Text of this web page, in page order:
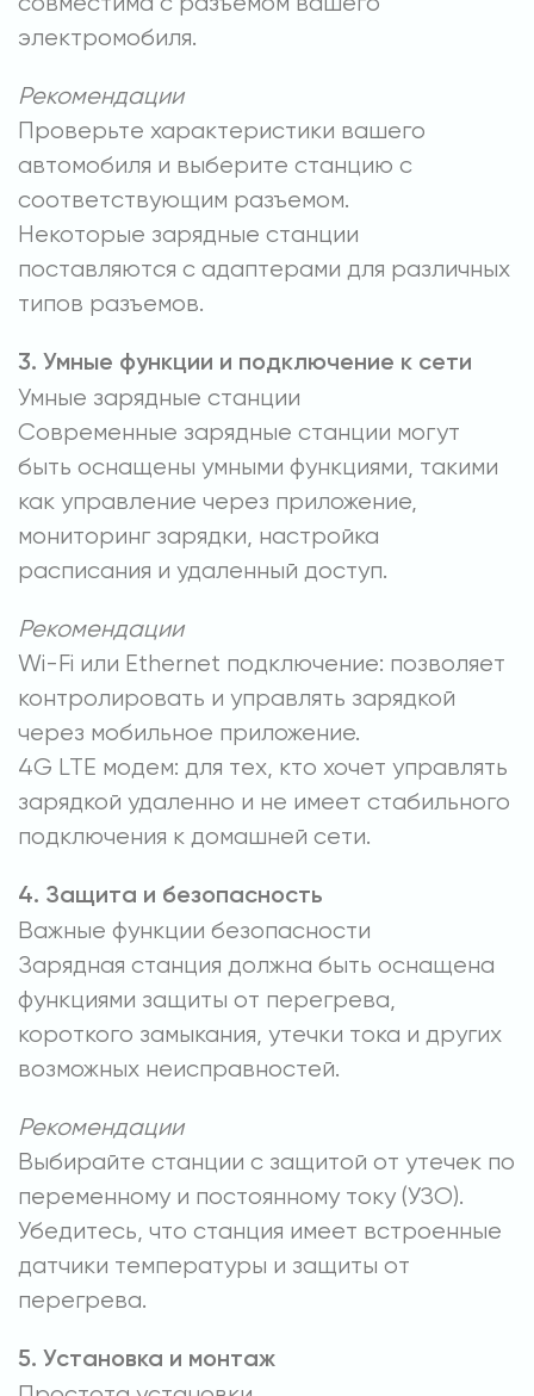
электромобиля.
Рекомендации
Проверьте характеристики вашего
автомобиля и выберите станцию с
соответствующим разъемом.
Некоторые зарядные станции
поставляются с адаптерами для различных
типов разъемов.
3. Умные функции и подключение к сети
Умные зарядные станции
Современные зарядные станции могут
быть оснащены умными функциями, такими
как управление через приложение,
мониторинг зарядки, настройка
расписания и удаленный доступ.
Рекомендации
Wi-Fi или Ethernet подключение: позволяет
контролировать и управлять зарядкой
через мобильное приложение.
4G LTE модем: для тех, кто хочет управлять
зарядкой удаленно и не имеет стабильного
подключения к домашней сети.
4. Защита и безопасность
Важные функции безопасности
Зарядная станция должна быть оснащена
функциями защиты от перегрева,
короткого замыкания, утечки тока и других
возможных неисправностей.
Рекомендации
Выбирайте станции с защитой от утечек по
переменному и постоянному току (УЗО).
Убедитесь, что станция имеет встроенные
датчики температуры и защиты от
перегрева.
5. Установка и монтаж